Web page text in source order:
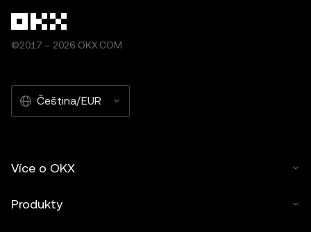
©2017 – 2026 OKX.COM
Čeština/EUR
Více o OKX
Produkty